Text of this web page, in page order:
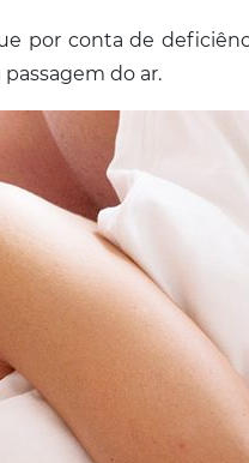
por conta de
do ar.